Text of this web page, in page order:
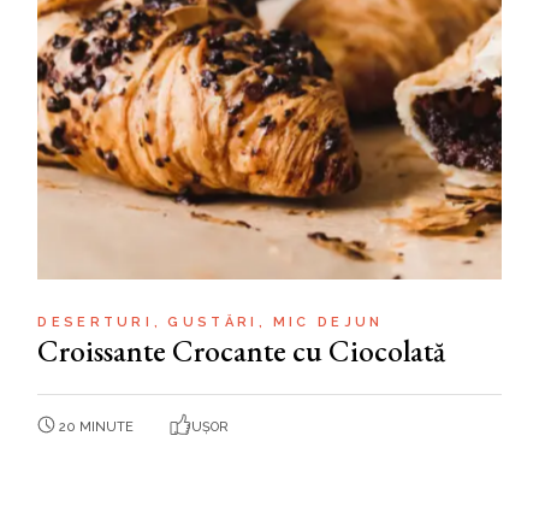
DESERTURI GUSTĂRI MIC DEJUN
Croissante Crocante cu Ciocolată
20 MINUTE UȘOR